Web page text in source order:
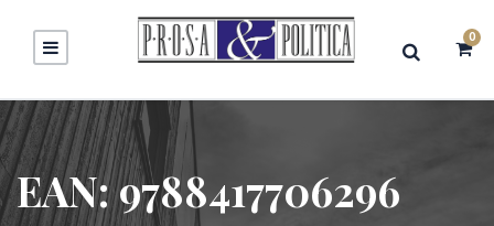
0
EAN:9788417706296